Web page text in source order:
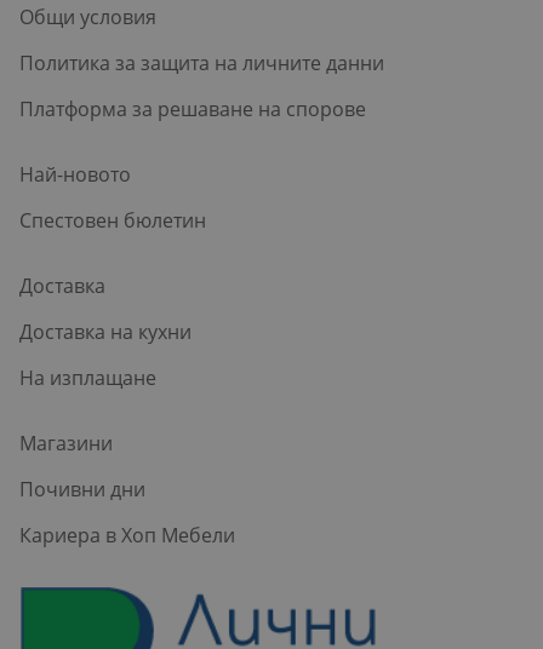
Общи условия
Политика за защита на личните данни
Платформа за решаване на спорове
Най-новото
Спестовен бюлетин
Доставка
Доставка на кухни
На изплащане
Магазини
Почивни дни
Кариера в Хоп Мебели